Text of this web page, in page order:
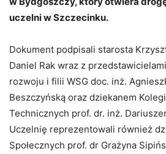
uczelni w Szczecinku.
​Dokument podpisali starosta
Daniel Rak wraz z
rozwoju i filii WSG doc. inż.
Beszczyńską oraz dziekanem
Technicznych prof. dr. inż.
Uczelnię reprezentowali również
Społecznych prof. dr Grażyna